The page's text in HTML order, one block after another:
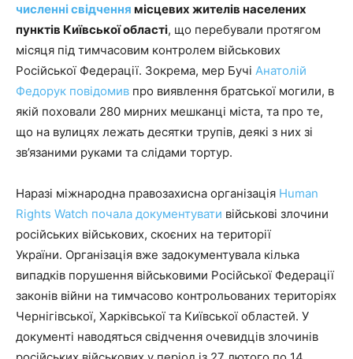
численнісвідчення місцевих жителів населених
пунктів Київської області, що перебували протягом
місяця під тимчасовим контролем військових
Російської Федерації. Зокрема, мер Бучі Анатолій
Федорук повідомив про виявлення братської могили, в
якій поховали 280 мирних мешканці міста, та про те,
що на вулицях лежать десятки трупів, деякі з них зі
зв’язаними руками та слідами тортур.
Наразі міжнародна правозахисна організація Human
Rights Watch почала документувати військові злочини
російських військових, скоєних на території
України. Організація вже задокументувала кілька
випадків порушення військовими Російської Федерації
законів війни на тимчасово контрольованих територіях
Чернігівської, Харківської та Київської областей. У
документі наводяться свідчення очевидців злочинів